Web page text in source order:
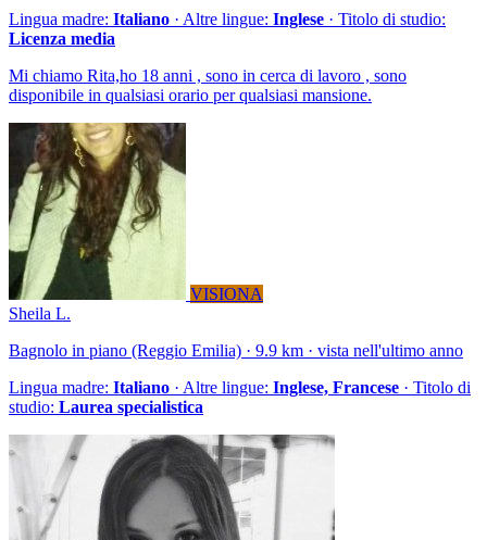
Lingua madre: Italiano · Altre lingue: Inglese · Titolo di studio:
Licenza media
Mi chiamo Rita,ho 18 anni , sono in cerca di lavoro , sono
disponibile in qualsiasi orario per qualsiasi mansione.
VISIONA
Sheila L.
Bagnolo in piano (Reggio Emilia) · 9.9 km · vista nell'ultimo anno
Lingua madre: Italiano · Altre lingue: Inglese, Francese · Titolo di
studio: Laurea specialistica